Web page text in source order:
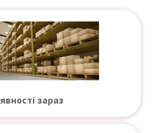
зараз